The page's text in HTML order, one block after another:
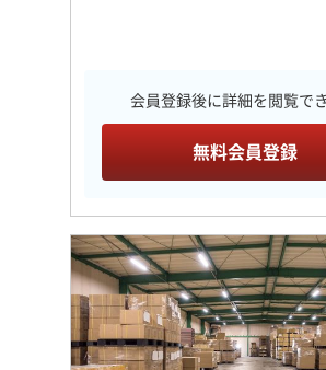
会員登録後に詳細を閲覧で
無料会員登録